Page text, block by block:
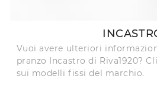
Vuoi avere ulteriori
pranzo Incastro di Riva1920?
sui modelli fissi del marchio.